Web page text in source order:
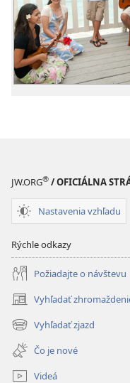
JW.ORG® / OFICIÁLNA
Nastavenia vzhľadu
Rýchle odkazy
Požiadajte o návštevu
Vyhľadať
(otvorí
nové
okno)
Vyhľadať zjazd
(otvorí
nové
okno)
Čo je nové
Videá